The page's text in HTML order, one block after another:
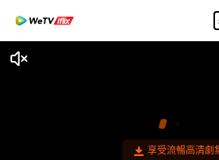
享受流暢高清劇